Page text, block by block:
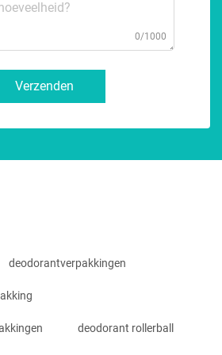
0/1000
Verzenden
deodorantverpakkingen
deodorant rollerball